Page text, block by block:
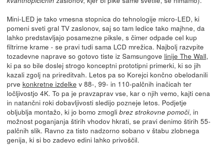
Mini-LED je tako vmesna stopnica do tehnologije micro-LED, ki
pomeni sveti gral TV zaslonov, saj so tam ledice tako majhne, da
lahko predstavljajo posamezne piksle, s čimer odpade cel kup
filtrirne krame - se pravi tudi sama LCD mrežica. Najbolj razvpite
tozadevne naprave so gotovo tiste iz Samsungove linije The Wall,
ki pa so bile doslej strogo konceptni prototipni primerki, ki so jih
kazali zgolj na prireditvah. Letos pa so Korejci končno obelodanili
prve konkretne izdelke v 88-, 99- in 110-palčnih inačicah ter
ločljivostjo 4K. To pa je pravzaprav vse, kar o njih vemo, kajti cena
in natančni roki dobavljivosti sledijo pozneje letos. Podjetje
obljublja montažo, ki jo bomo zmogli brez strokovne pomoči, in
možnost poganjanja štirih vhodov hkrati, se pravi denimo štirih 55-
palčnih slik. Ravno za tisto nadzorno sobano v štabu zlobnega
genija, ki si bo zadevo edini lahko privoščil.